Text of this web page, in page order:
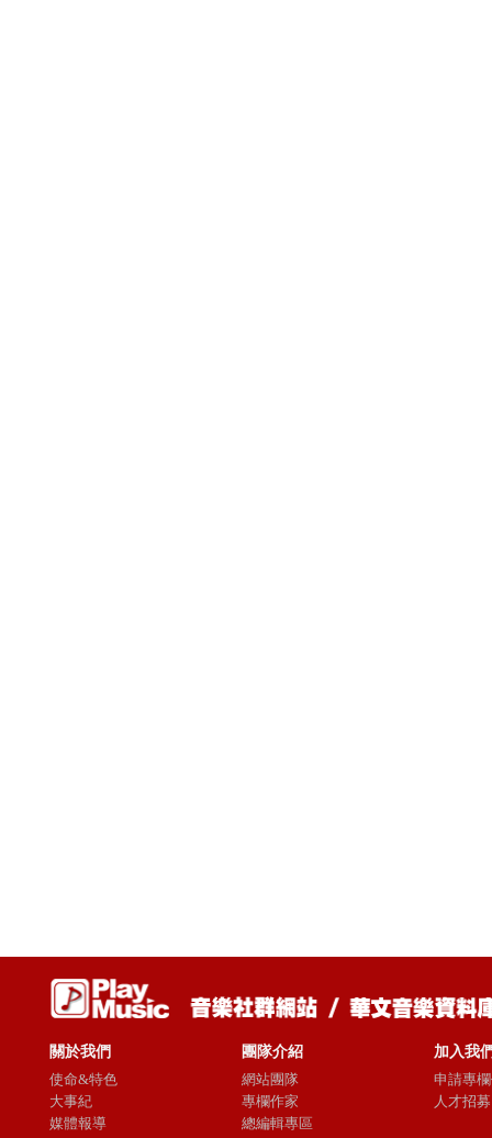
關於我們
使命&特色
大事紀
媒體報導
團隊介紹
網站團隊
專欄作家
總編輯專區
加入我
申請專
人才招募